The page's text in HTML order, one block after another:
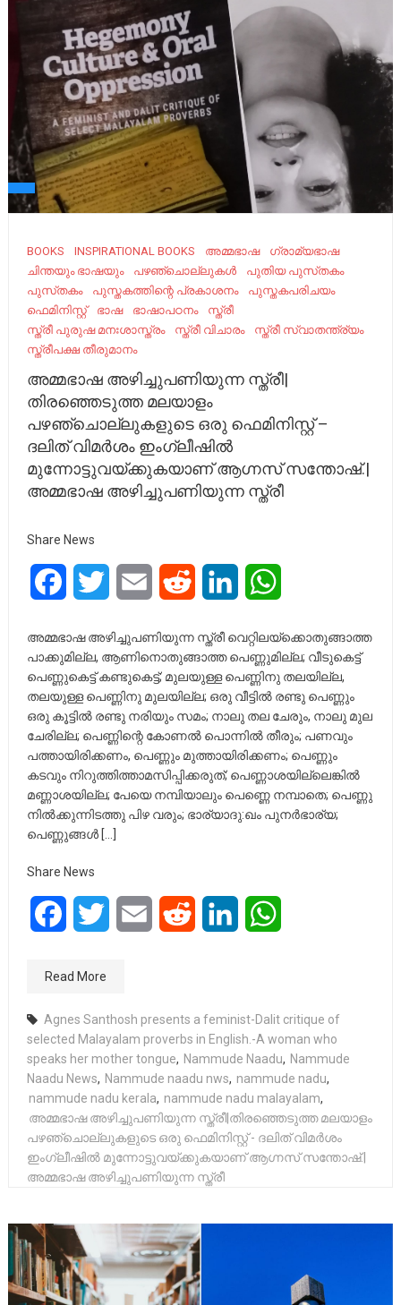
BOOKS INSPIRATIONAL BOOKS അമ്മഭാഷ
ഗ്രാമ്യഭാഷ
ചിന്തയും ഭാഷയും
പഴഞ്ചൊല്ലുകൾ
പുതിയ പുസ്‌തകം
പുസ്‌തകം
പുസ്തകത്തിന്റെ പ്രകാശനം
പുസ്തകപരിചയം
ഫെമിനിസ്റ്റ്
ഭാഷ ഭാഷാപഠനം
സ്ത്രീ
സ്ത്രീ പുരുഷ മനഃശാസ്ത്രം
സ്ത്രീ വിചാരം
സ്ത്രീ സ്വാതന്ത്ര്യം
സ്ത്രീപക്ഷ തീരുമാനം
അമ്മഭാഷ അഴിച്ചുപണിയുന്ന സ്ത്രീ|
തിരഞ്ഞെടുത്ത മലയാളം
പഴഞ്ചൊല്ലുകളുടെ ഒരു ഫെമിനിസ്റ്റ് –
ദലിത് വിമർശം ഇംഗ്ലീഷിൽ
മുന്നോട്ടുവയ്ക്കുകയാണ് ആഗ്നസ് സന്തോഷ്.|
അമ്മഭാഷ അഴിച്ചുപണിയുന്ന സ്ത്രീ
Share News
FacebookTwitter Email Reddit LinkedIn
അമ്മഭാഷ അഴിച്ചുപണിയുന്ന സ്ത്രീ വെറ്റിലയ്ക്കൊതുങ്ങാത്ത
പാക്കുമില്ല, ആണിനൊതുങ്ങാത്ത പെണ്ണുമില്ല; വീടുകെട്ട്
പെണ്ണുകെട്ട് കണ്ടുകെട്ട്; മുലയുള്ള പെണ്ണിനു തലയില്ല,
തലയുള്ള പെണ്ണിനു മുലയില്ല; ഒരു വീട്ടിൽ രണ്ടു പെണ്ണും
ഒരു കൂട്ടിൽ രണ്ടു നരിയും സമം; നാലു തല ചേരും, നാലു മുല
ചേരില്ല; പെണ്ണിന്റെ കോണൽ പൊന്നിൽ തീരും; പണവും
പത്തായിരിക്കണം, പെണ്ണും മുത്തായിരിക്കണം; പെണ്ണും
കടവും നിറുത്തിത്താമസിപ്പിക്കരുത്; പെണ്ണാശയില്ലെങ്കിൽ
മണ്ണാശയില്ല; പേയെ നമ്പിയാലും പെണ്ണെ നമ്പാതെ; പെണ്ണു
നിൽക്കുന്നിടത്തു പിഴ വരും; ഭാര്യാദു:ഖം പുനർഭാര്യ;
പെണ്ണുങ്ങൾ […]
Share News
FacebookTwitter Email Reddit LinkedIn
Read More
Agnes Santhosh presents a feminist-Dalit critique of
selected Malayalam proverbs in English.-A woman who
speaks her mother tongue, Nammude Naadu, Nammude
Naadu News, Nammude naadu nws, nammude nadu,
nammude nadu kerala, nammude nadu malayalam,
അമ്മഭാഷ അഴിച്ചുപണിയുന്ന സ്ത്രീ|തിരഞ്ഞെടുത്ത മലയാളം
പഴഞ്ചൊല്ലുകളുടെ ഒരു ഫെമിനിസ്റ്റ് - ദലിത് വിമർശം
ഇംഗ്ലീഷിൽ മുന്നോട്ടുവയ്ക്കുകയാണ് ആഗ്നസ് സന്തോഷ്.|
അമ്മഭാഷ അഴിച്ചുപണിയുന്ന സ്ത്രീ